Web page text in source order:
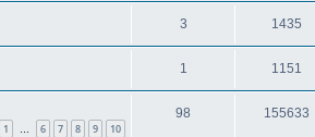
3 1435
1 1151
1 … 6 7 8 9 10
98 155633